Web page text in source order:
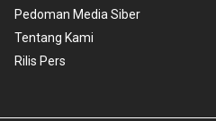
Pedoman Media Siber
Tentang Kami
Rilis Pers